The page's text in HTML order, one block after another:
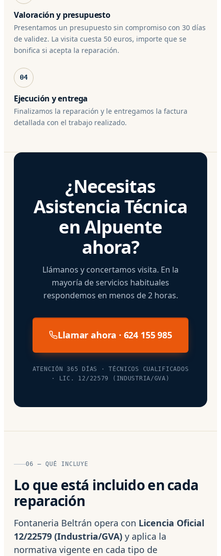
Valoración y presupuesto
Presentamos un presupuesto sin compromiso con 30 días
de validez. La visita cuesta 50 euros, importe que se
bonifica si acepta la reparación.
04
Ejecución y entrega
Finalizamos la reparación y le entregamos la factura
detallada con el trabajo realizado.
¿Necesitas
Asistencia Técnica
en Alpuente
ahora?
Llámanos y concertamos visita. En la
mayoría de servicios habituales
respondemos en menos de 2 horas.
Llamar ahora · 624 155 985
ATENCIÓN 365 DÍAS · TÉCNICOS CUALIFICADOS
· LIC. 12/22579 (INDUSTRIA/GVA)
06 — QUÉ INCLUYE
Lo que está incluido en cada
reparación
Fontaneria Beltrán opera con Licencia Oficial
12/22579 (Industria/GVA) y aplica la
normativa vigente en cada tipo de